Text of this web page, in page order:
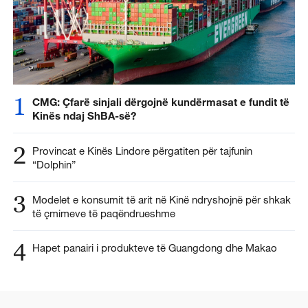
1
CMG: Çfarë sinjali dërgojnë kundërmasat e fundit të
Kinës ndaj ShBA-së?
2
Provincat e Kinës Lindore përgatiten për tajfunin
“Dolphin”
3
Modelet e konsumit të arit në Kinë ndryshojnë për shkak
të çmimeve të paqëndrueshme
4 Hapet panairi i produkteve të Guangdong dhe Makao